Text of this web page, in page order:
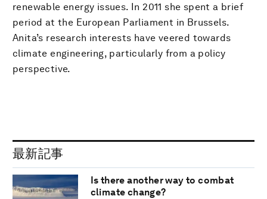
renewable energy issues. In 2011 she spent a brief
period at the European Parliament in Brussels.
Anita’s research interests have veered towards
climate engineering, particularly from a policy
perspective.
最新記事
Is there another way to combat
climate change?